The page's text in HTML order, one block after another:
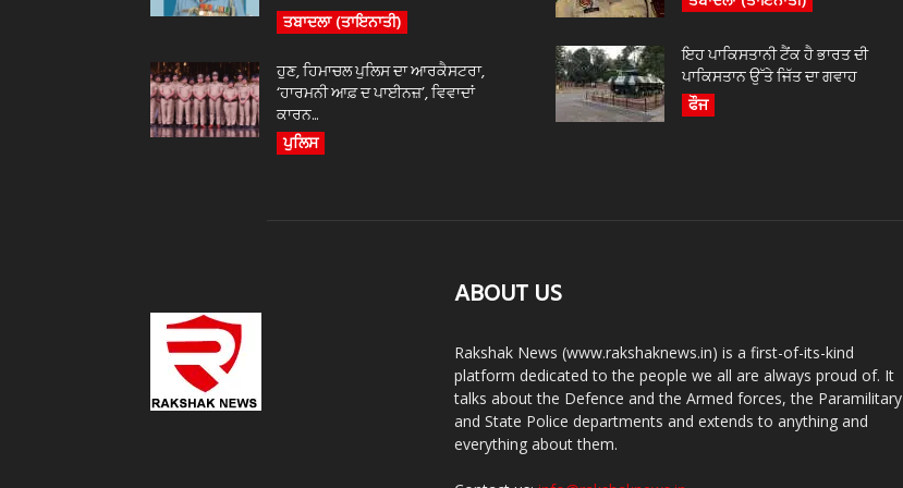
ਤਬਾਦਲਾ (ਤਾਇਨਾਤੀ)
ਹੁਣ, ਹਿਮਾਚਲ ਪੁਲਿਸ ਦਾ ਆਰਕੈਸਟਰਾ,
‘ਹਾਰਮਨੀ ਆਫ਼ ਦ ਪਾਈਨਜ਼’, ਵਿਵਾਦਾਂ
ਕਾਰਨ...
ਪੁਲਿਸ
ਇਹ ਪਾਕਿਸਤਾਨੀ ਟੈਂਕ ਹੈ ਭਾਰਤ ਦੀ
ਪਾਕਿਸਤਾਨ ਉੱਤੇ ਜਿੱਤ ਦਾ ਗਵਾਹ
ਫੌਜ
ABOUT US
Rakshak News (www.rakshaknews.in) is a first-of-its-kind
platform dedicated to the people we all are always proud of. It
talks about the Defence and the Armed forces, the Paramilitary
and State Police departments and extends to anything and
everything about them.